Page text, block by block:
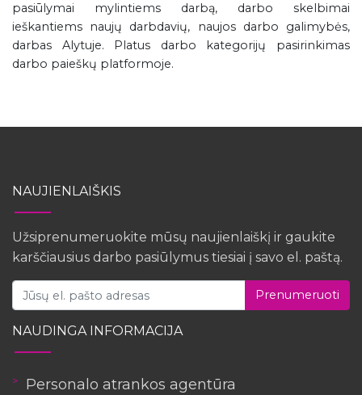
pasiūlymai mylintiems darbą, darbo skelbimai
ieškantiems naujų darbdavių, naujos darbo galimybės,
darbas Alytuje. Platus darbo kategorijų pasirinkimas
darbo paieškų platformoje.
NAUJIENLAIŠKIS
Užsiprenumeruokite mūsų naujienlaiškį ir gaukite
karščiausius darbo pasiūlymus tiesiai į savo el. paštą.
Prenumeruoti
NAUDINGA INFORMACIJA
Personalo atrankos agentūra